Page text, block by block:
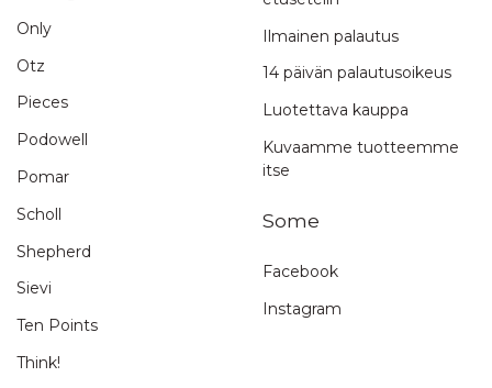
Only
Otz
Pieces
Podowell
Pomar
Scholl
Shepherd
Sievi
Ten Points
Think!
Ilmainen palautus
14 päivän palautusoikeus
Luotettava kauppa
Kuvaamme tuotteemme
itse
Some
Facebook
Instagram